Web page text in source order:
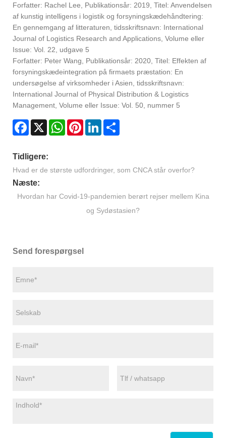
Forfatter: Rachel Lee, Publikationsår: 2019, Titel: Anvendelsen
af kunstig intelligens i logistik og forsyningskædehåndtering:
En gennemgang af litteraturen, tidsskriftsnavn: International
Journal of Logistics Research and Applications, Volume eller
Issue: Vol. 22, udgave 5
Forfatter: Peter Wang, Publikationsår: 2020, Titel: Effekten af
forsyningskædeintegration på firmaets præstation: En
undersøgelse af virksomheder i Asien, tidsskriftsnavn:
International Journal of Physical Distribution & Logistics
Management, Volume eller Issue: Vol. 50, nummer 5
Facebook
X WhatsAppPinterestLinkedIn
Tidligere:
Hvad er de største udfordringer, som CNCA står overfor?
Næste:
Hvordan har Covid-19-pandemien berørt rejser mellem Kina
og Sydøstasien?
Send forespørgsel